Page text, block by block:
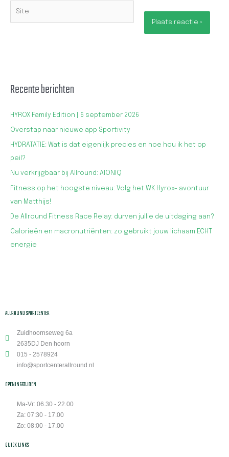
Recente berichten
HYROX Family Edition | 6 september 2026
Overstap naar nieuwe app Sportivity
HYDRATATIE: Wat is dat eigenlijk precies en hoe hou ik het op
peil?
Nu verkrijgbaar bij Allround: AIONIQ
Fitness op het hoogste niveau: Volg het WK Hyrox- avontuur
van Matthijs!
De Allround Fitness Race Relay: durven jullie de uitdaging aan?
Calorieën en macronutriënten: zo gebruikt jouw lichaam ECHT
energie
ALLROUND SPORTCENTER
Zuidhoornseweg 6a
2635DJ Den hoorn
015 - 2578924
info@sportcenterallround.nl
OPENINGSTIJDEN
Ma-Vr: 06.30 - 22.00
Za: 07:30 - 17.00
Zo: 08:00 - 17.00
QUICK LINKS